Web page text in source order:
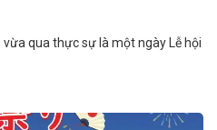
qua thực sự là một ngày Lễ hội